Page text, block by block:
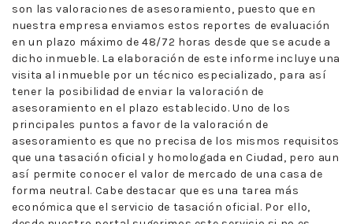
son las valoraciones de asesoramiento, puesto que en
nuestra empresa enviamos estos reportes de evaluación
en un plazo máximo de 48/72 horas desde que se acude a
dicho inmueble. La elaboración de este informe incluye una
visita al inmueble por un técnico especializado, para así
tener la posibilidad de enviar la valoración de
asesoramiento en el plazo establecido. Uno de los
principales puntos a favor de la valoración de
asesoramiento es que no precisa de los mismos requisitos
que una tasación oficial y homologada en Ciudad, pero aun
así permite conocer el valor de mercado de una casa de
forma neutral. Cabe destacar que es una tarea más
económica que el servicio de tasación oficial. Por ello,